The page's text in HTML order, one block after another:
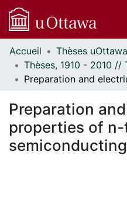
Communautés
et collections
Parcourir
À propos
Accueil
Preparation
properties of